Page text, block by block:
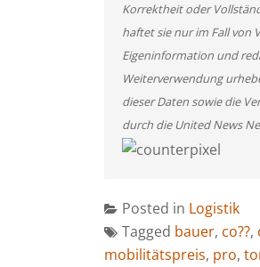
Korrektheit oder
haftet sie nur im Fall von
Eigeninformation und
Weiterverwendung
dieser Daten sowie die
durch die United News
Posted in Logistik
Tagged bauer, co??,
mobilitätspreis, pro,